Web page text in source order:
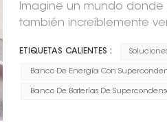
Imagine un mundo
también increíblemente
supercondensadores, los
Profundicemos en su
transformadoras. Un
ETIQUETAS CALIENTES :
Banco De Energía Con
Banco De Baterías De